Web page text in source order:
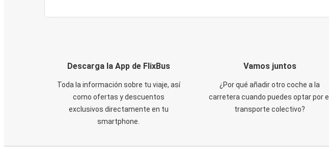
Descarga la App de FlixBus
Toda la información sobre tu viaje, así
como ofertas y descuentos
exclusivos directamente en tu
smartphone.
Vamos juntos
¿Por qué añadir otro coche a la
carretera cuando puedes optar por el
transporte colectivo?